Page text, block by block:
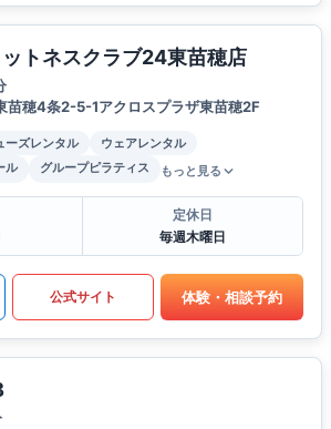
トネスクラブ24東苗穂店
苗穂4条2-5-1アクロスプラザ東苗穂2F
ーズレンタル
ウェアレンタル
ル グループピラティス もっと見る
定休日
毎週木曜日
公式サイト 体験・相談予約